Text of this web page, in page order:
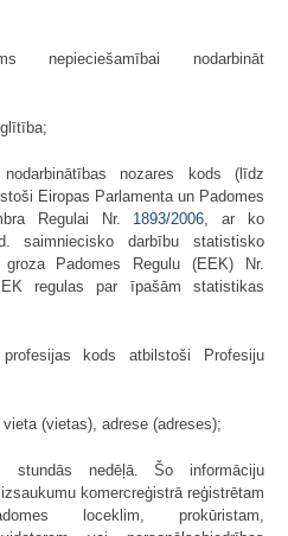
nepieciešamībai nodarbināt
nozares kods (līdz
Eiropas Parlamenta un Padomes
Regulai Nr. 1893/2006 , ar ko
saimniecisko darbību statistisko
Padomes Regulu (EEK) Nr.
regulas par īpašām statistikas
kods atbilstoši Profesiju
(vietas), adrese (adreses);
stundās nedēļā. Šo informāciju
komercreģistrā reģistrētam
loceklim, prokūristam,